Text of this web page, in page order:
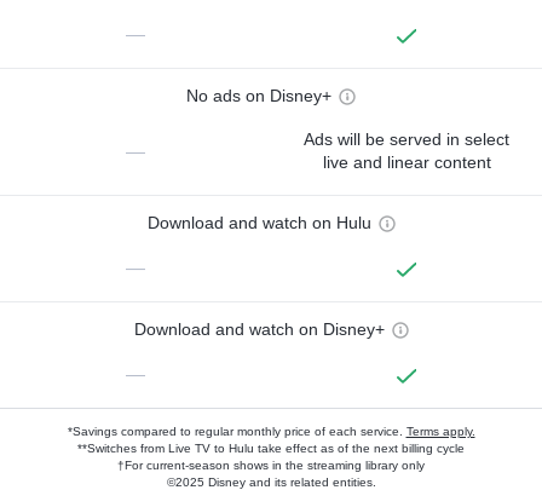
—
No ads on Disney+
—
Ads will be served in select
live and linear content
Download and watch on Hulu
—
Download and watch on Disney+
—
*Savings compared to regular monthly price of each service. Terms apply.
**Switches from Live TV to Hulu take effect as of the next billing cycle
†For current-season shows in the streaming library only
©2025 Disney and its related entities.